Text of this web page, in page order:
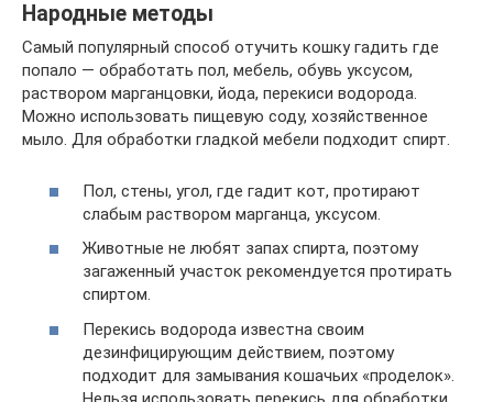
Народные методы
Самый популярный способ отучить кошку гадить где
попало — обработать пол, мебель, обувь уксусом,
раствором марганцовки, йода, перекиси водорода.
Можно использовать пищевую соду, хозяйственное
мыло. Для обработки гладкой мебели подходит спирт.
Пол, стены, угол, где гадит кот, протирают
слабым раствором марганца, уксусом.
Животные не любят запах спирта, поэтому
загаженный участок рекомендуется протирать
спиртом.
Перекись водорода известна своим
дезинфицирующим действием, поэтому
подходит для замывания кошачьих «проделок».